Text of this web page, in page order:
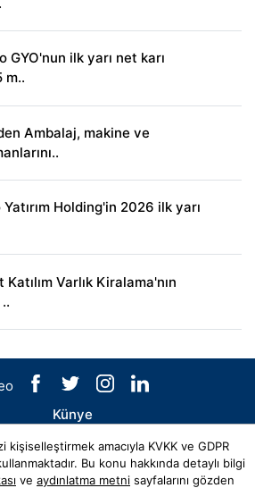
GYO'nun ilk yarı net karı
m..
Ambalaj, makine ve
Holding'in 2026 ilk yarı
Varlık Kiralama'nın
Künye
amacıyla KVKK ve GDPR
Bu konu hakkında detaylı bilgi
ve aydınlatma metni sayfalarını gözden